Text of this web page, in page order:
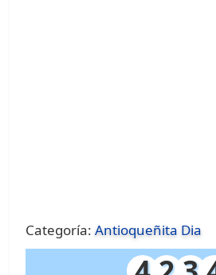
Categoría:Antioqueñita Dia